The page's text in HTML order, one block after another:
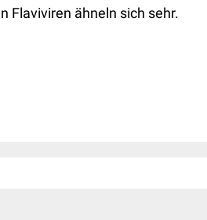
Flaviviren ähneln sich sehr.